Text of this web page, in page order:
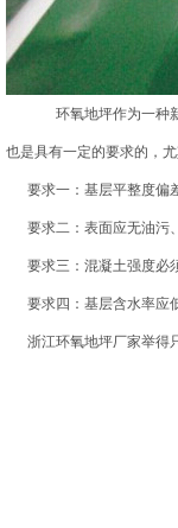
环氧地坪作为一种
也是具有一定的要求的，
要求一：基层平整度偏
要求二：表面应无油污
要求三：混凝土强度必
要求四：基层含水率应
浙江环氧地坪厂家举得